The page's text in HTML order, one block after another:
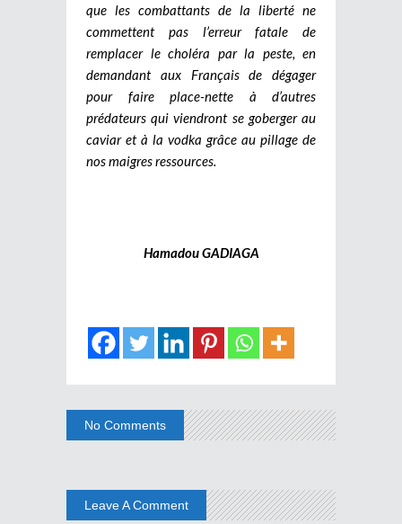
que les combattants de la liberté ne
commettent pas l’erreur fatale de
remplacer le choléra par la peste, en
demandant aux Français de dégager
pour faire place-nette à d’autres
prédateurs qui viendront se goberger au
caviar et à la vodka grâce au pillage de
nos maigres ressources.
Hamadou GADIAGA
No Comments
Leave A Comment